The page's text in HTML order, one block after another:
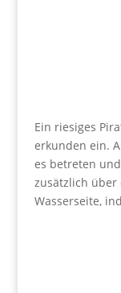
Ein riesiges
erkunden ein.
es betreten
zusätzlich über
Wasserseite,